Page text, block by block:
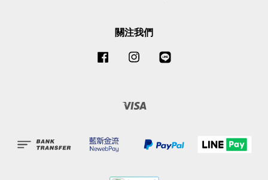
關注我們
Facebook Instagram